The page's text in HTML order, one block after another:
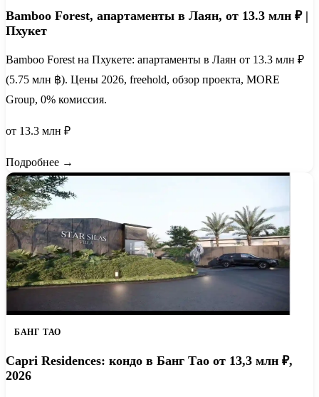
Bamboo Forest, апартаменты в Лаян, от 13.3 млн ₽ |
Пхукет
Bamboo Forest на Пхукете: апартаменты в Лаян от 13.3 млн ₽
(5.75 млн ฿). Цены 2026, freehold, обзор проекта, MORE
Group, 0% комиссия.
от 13.3 млн ₽
Подробнее →
БАНГ ТАО
Capri Residences: кондо в Банг Тао от 13,3 млн ₽,
2026